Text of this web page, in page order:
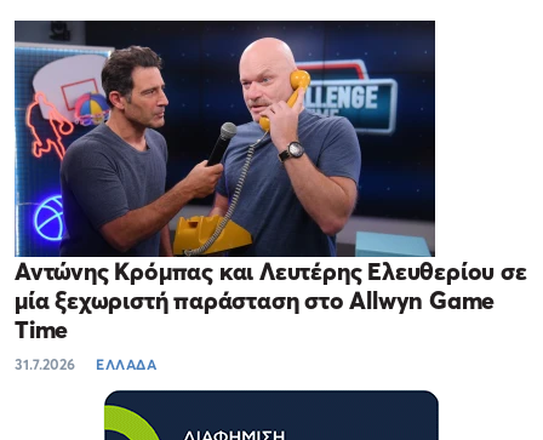
Αντώνης Κρόμπας και Λευτέρης Ελευθερίου σε
μία ξεχωριστή παράσταση στο Allwyn Game
Time
31.7.2026 ΕΛΛΑΔΑ